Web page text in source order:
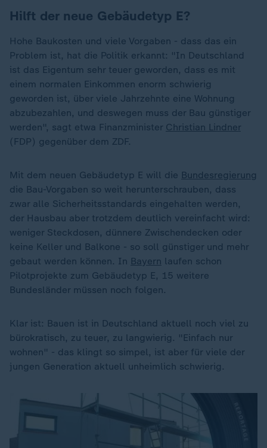
Hilft der neue Gebäudetyp E?
Hohe Baukosten und viele Vorgaben - dass das ein
Problem ist, hat die Politik erkannt: "In Deutschland
ist das Eigentum sehr teuer geworden, dass es mit
einem normalen Einkommen enorm schwierig
geworden ist, über viele Jahrzehnte eine Wohnung
abzubezahlen, und deswegen muss der Bau günstiger
werden", sagt etwa Finanzminister Christian Lindner
(FDP) gegenüber dem ZDF.
Mit dem neuen Gebäudetyp E will die Bundesregierung
die Bau-Vorgaben so weit herunterschrauben, dass
zwar alle Sicherheitsstandards eingehalten werden,
der Hausbau aber trotzdem deutlich vereinfacht wird:
weniger Steckdosen, dünnere Zwischendecken oder
keine Keller und Balkone - so soll günstiger und mehr
gebaut werden können. In Bayern laufen schon
Pilotprojekte zum Gebäudetyp E, 15 weitere
Bundesländer müssen noch folgen.
Klar ist: Bauen ist in Deutschland aktuell noch viel zu
bürokratisch, zu teuer, zu langwierig. "Einfach nur
wohnen" - das klingt so simpel, ist aber für viele der
jungen Generation aktuell unheimlich schwierig.